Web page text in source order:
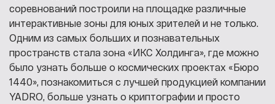
соревнований построили на площадке различные
интерактивные зоны для юных зрителей и не только.
Одним из самых больших и познавательных
пространств стала зона «ИКС Холдинга», где можно
было узнать больше о космических проектах «Бюро
1440», познакомиться с лучшей продукцией компании
YADRO, больше узнать о криптографии и просто